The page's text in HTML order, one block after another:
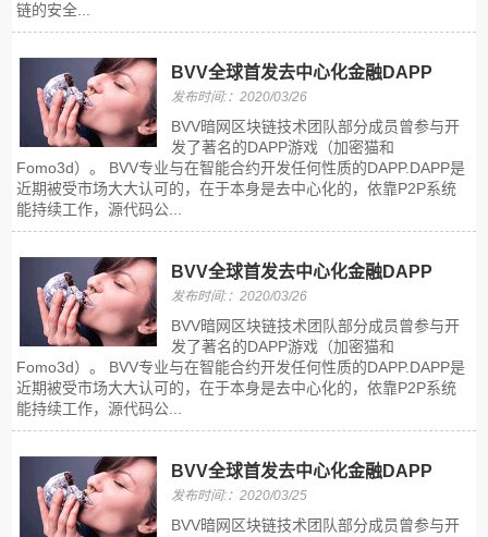
链的安全...
BVV全球首发去中心化金融DAPP
发布时间:：2020/03/26
BVV暗网区块链技术团队部分成员曾参与开
发了著名的DAPP游戏（加密猫和
Fomo3d）。 BVV专业与在智能合约开发任何性质的DAPP.DAPP是
近期被受市场大大认可的，在于本身是去中心化的，依靠P2P系统
能持续工作，源代码公...
BVV全球首发去中心化金融DAPP
发布时间:：2020/03/26
BVV暗网区块链技术团队部分成员曾参与开
发了著名的DAPP游戏（加密猫和
Fomo3d）。 BVV专业与在智能合约开发任何性质的DAPP.DAPP是
近期被受市场大大认可的，在于本身是去中心化的，依靠P2P系统
能持续工作，源代码公...
BVV全球首发去中心化金融DAPP
发布时间:：2020/03/25
BVV暗网区块链技术团队部分成员曾参与开